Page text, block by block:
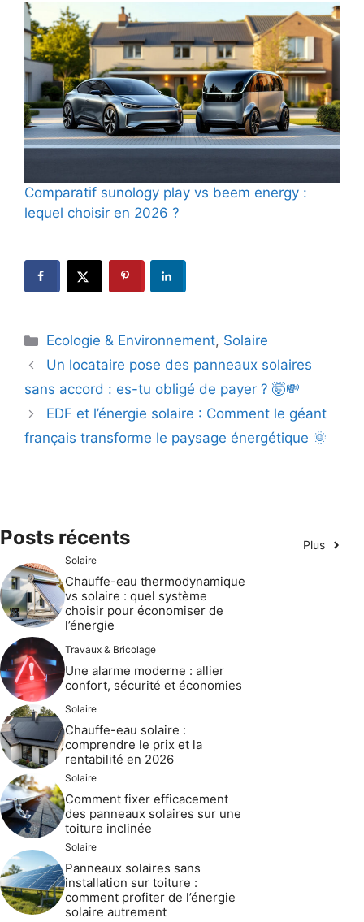
Comparatif sunology play vs beem energy :
lequel choisir en 2026 ?
Catégories
Ecologie & Environnement, Solaire
Un locataire pose des panneaux solaires
sans accord : es-tu obligé de payer ? 🤯💸
EDF et l’énergie solaire : Comment le géant
français transforme le paysage énergétique 🌞
Posts récents Plus
Solaire
Chauffe-eau thermodynamique
vs solaire : quel système
choisir pour économiser de
l’énergie
Travaux & Bricolage
Une alarme moderne : allier
confort, sécurité et économies
Solaire
Chauffe-eau solaire :
comprendre le prix et la
rentabilité en 2026
Solaire
Comment fixer efficacement
des panneaux solaires sur une
toiture inclinée
Solaire
Panneaux solaires sans
installation sur toiture :
comment profiter de l’énergie
solaire autrement